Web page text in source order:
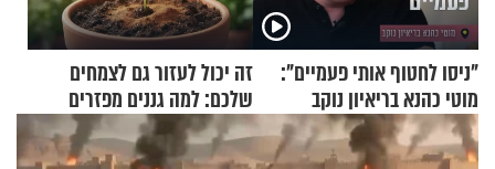
"ניסו לחטוף אותי פעמיים":
מוטי כהנא בריאיון נוקב
זה יכול לעזור גם לצמחים
שלכם: למה גננים מפזרים
קינמון בעציצים?